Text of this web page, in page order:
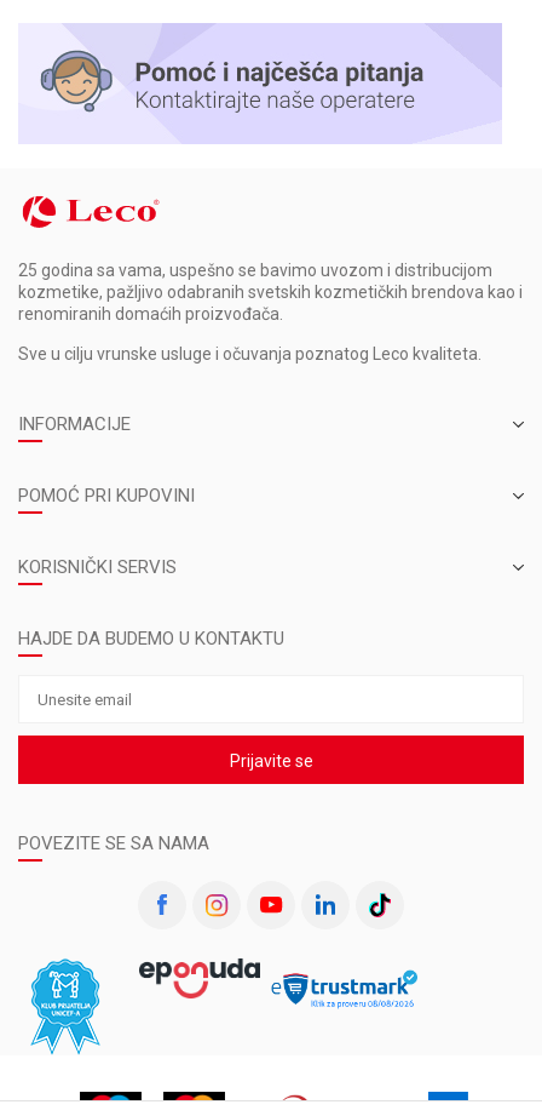
25 godina sa vama, uspešno se bavimo uvozom i distribucijom
kozmetike, pažljivo odabranih svetskih kozmetičkih brendova kao i
renomiranih domaćih proizvođača.
Sve u cilju vrunske usluge i očuvanja poznatog Leco kvaliteta.
INFORMACIJE
POMOĆ PRI KUPOVINI
KORISNIČKI SERVIS
HAJDE DA BUDEMO U KONTAKTU
Prijavite se
POVEZITE SE SA NAMA